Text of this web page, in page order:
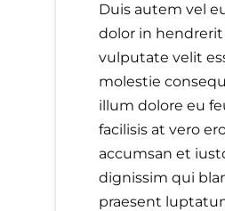
Duis autem vel
dolor in hendrerit
vulputate velit
molestie
illum dolore eu
facilisis at vero
accumsan et
dignissim qui
praesent